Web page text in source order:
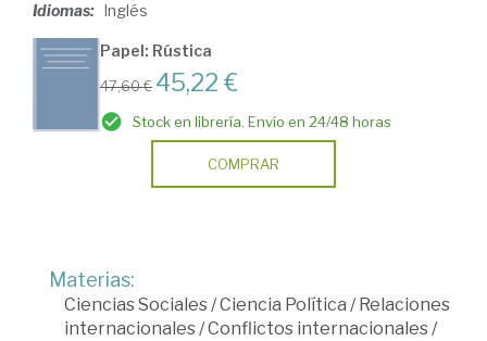
Idiomas: Inglés
Papel: Rústica
47,60 € 45,22 €
Stock en librería. Envío en 24/48 horas
COMPRAR
Materias:
Ciencias Sociales/Ciencia Política / Relaciones
internacionales/Conflictos internacionales/